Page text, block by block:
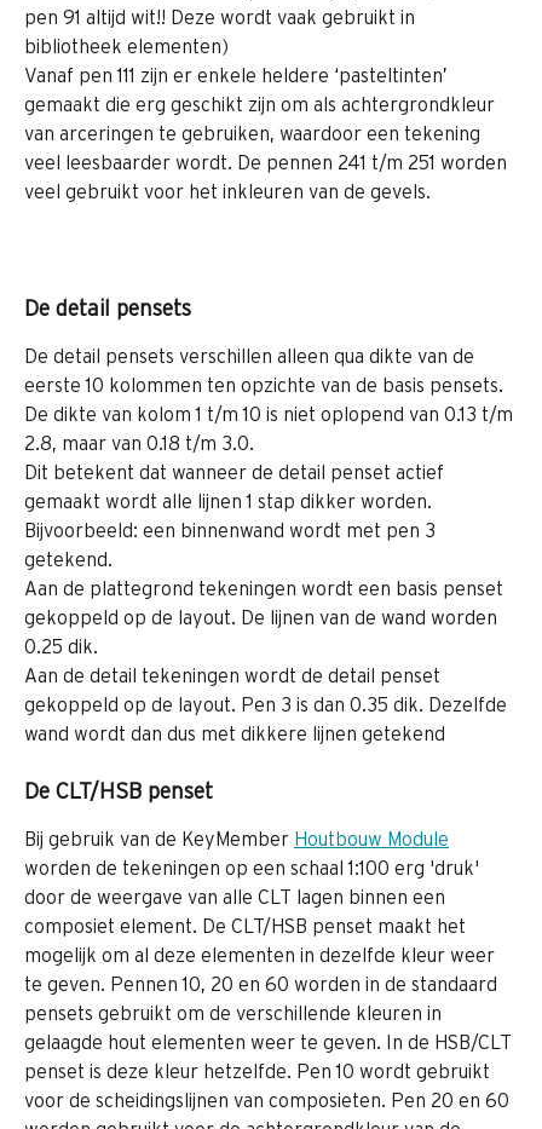
pen 91 altijd wit!! Deze wordt vaak gebruikt in
bibliotheek elementen)
Vanaf pen 111 zijn er enkele heldere ‘pasteltinten’
gemaakt die erg geschikt zijn om als achtergrondkleur
van arceringen te gebruiken, waardoor een tekening
veel leesbaarder wordt. De pennen 241 t/m 251 worden
veel gebruikt voor het inkleuren van de gevels.
De detail pensets
De detail pensets verschillen alleen qua dikte van de
eerste 10 kolommen ten opzichte van de basis pensets.
De dikte van kolom 1 t/m 10 is niet oplopend van 0.13 t/m
2.8, maar van 0.18 t/m 3.0.
Dit betekent dat wanneer de detail penset actief
gemaakt wordt alle lijnen 1 stap dikker worden.
Bijvoorbeeld: een binnenwand wordt met pen 3
getekend.
Aan de plattegrond tekeningen wordt een basis penset
gekoppeld op de layout. De lijnen van de wand worden
0.25 dik.
Aan de detail tekeningen wordt de detail penset
gekoppeld op de layout. Pen 3 is dan 0.35 dik. Dezelfde
wand wordt dan dus met dikkere lijnen getekend
De CLT/HSB penset
Bij gebruik van de KeyMember Houtbouw Module
worden de tekeningen op een schaal 1:100 erg 'druk'
door de weergave van alle CLT lagen binnen een
composiet element. De CLT/HSB penset maakt het
mogelijk om al deze elementen in dezelfde kleur weer
te geven. Pennen 10, 20 en 60 worden in de standaard
pensets gebruikt om de verschillende kleuren in
gelaagde hout elementen weer te geven. In de HSB/CLT
penset is deze kleur hetzelfde. Pen 10 wordt gebruikt
voor de scheidingslijnen van composieten. Pen 20 en 60